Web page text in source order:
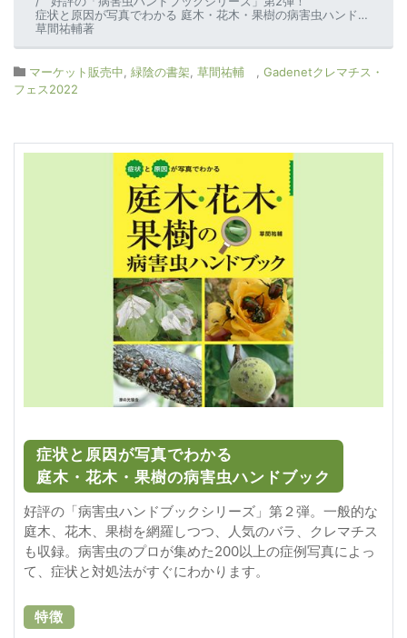
症状と原因が写真でわかる 庭木・花木・果樹の病害虫ハンドブック
草間祐輔著
マーケット販売中 緑陰の書架 草間祐輔
Gadenetクレマチス・
フェス2022
症状と原因が写真でわかる
庭木・花木・果樹の病害虫ハンドブック
好評の「病害虫ハンドブックシリーズ」第２弾。一般的な
庭木、花木、果樹を網羅しつつ、人気のバラ、クレマチス
も収録。病害虫のプロが集めた200以上の症例写真によっ
て、症状と対処法がすぐにわかります。
特徴